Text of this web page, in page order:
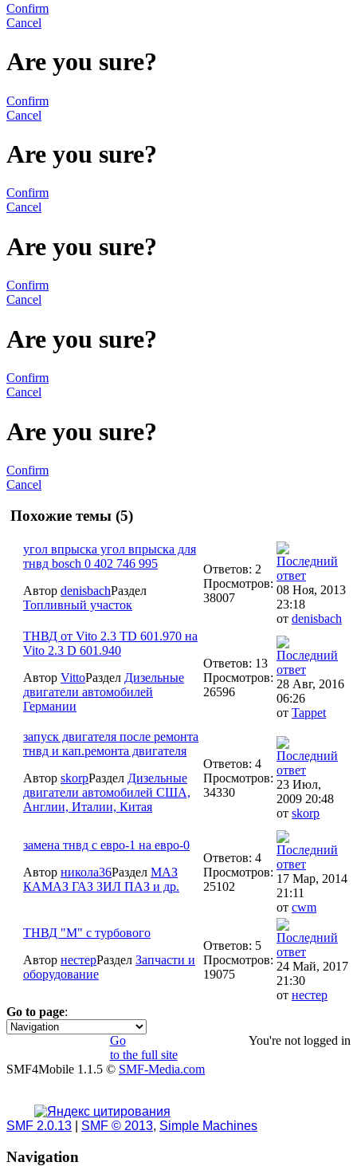
Confirm
Cancel
Are you sure?
Confirm
Cancel
Are you sure?
Confirm
Cancel
Are you sure?
Confirm
Cancel
Are you sure?
Confirm
Cancel
Are you sure?
Confirm
Cancel
Похожие темы (5)
угол впрыска угол впрыска для
тнвд bosch 0 402 746 995
Автор denisbachРаздел
Топливный участок
Ответов: 2
Просмотров:
38007
08 Ноя, 2013
23:18
от denisbach
ТНВД от Vito 2.3 TD 601.970 на
Vito 2.3 D 601.940
Автор VittoРаздел Дизельные
двигатели автомобилей
Германии
Ответов: 13
Просмотров:
26596
28 Авг, 2016
06:26
от Tappet
запуск двигателя после ремонта
тнвд и кап.ремонта двигателя
Автор skorpРаздел Дизельные
двигатели автомобилей США,
Англии, Италии, Китая
Ответов: 4
Просмотров:
34330
23 Июл,
2009 20:48
от skorp
замена тнвд с евро-1 на евро-0
Автор никола36Раздел МАЗ
КАМАЗ ГАЗ ЗИЛ ПАЗ и др.
Ответов: 4
Просмотров:
25102
17 Мар, 2014
21:11
от cwm
ТНВД "М" с турбового
Автор нестерРаздел Запчасти и
оборудование
Ответов: 5
Просмотров:
19075
24 Май, 2017
21:30
от нестер
Go to page:
1
You're not logged in
Go
to the full site
SMF4Mobile 1.1.5 © SMF-Media.com
SMF 2.0.13 SMF © 2013, Simple Machines
Navigation